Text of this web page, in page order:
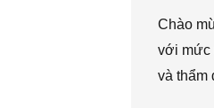
Chào
với mức
và thẩm